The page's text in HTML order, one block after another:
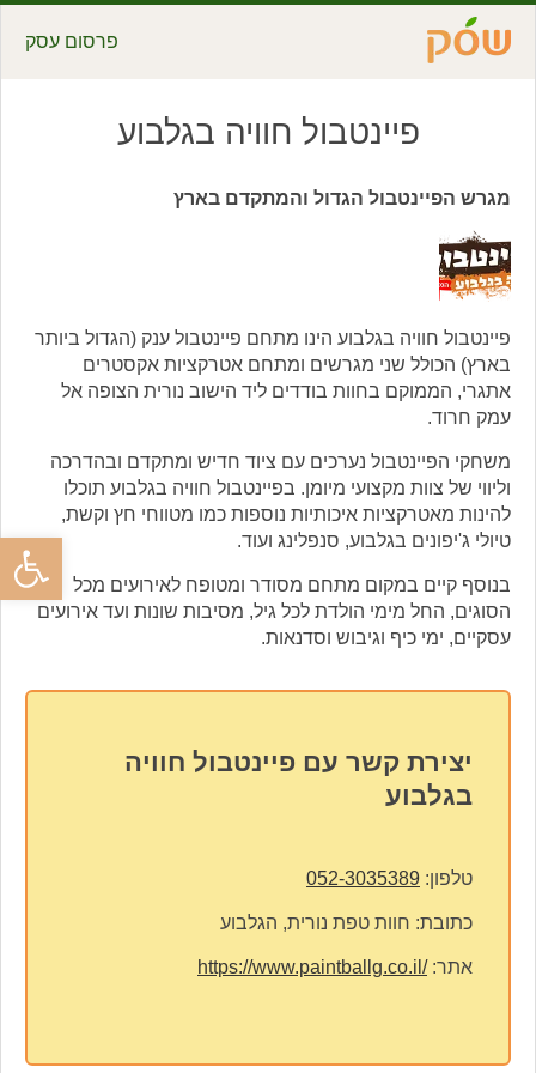
פתח
פרסום עסק
פיינטבול חוויה בגלבוע
מגרש הפיינטבול הגדול והמתקדם בארץ
פיינטבול חוויה בגלבוע הינו מתחם פיינטבול ענק (הגדול ביותר
בארץ) הכולל שני מגרשים ומתחם אטרקציות אקסטרים
אתגרי, הממוקם בחוות בודדים ליד הישוב נורית הצופה אל
עמק חרוד.
משחקי הפיינטבול נערכים עם ציוד חדיש ומתקדם ובהדרכה
וליווי של צוות מקצועי מיומן. בפיינטבול חוויה בגלבוע תוכלו
להינות מאטרקציות איכותיות נוספות כמו מטווחי חץ וקשת,
טיולי ג'יפונים בגלבוע, סנפלינג ועוד.
בנוסף קיים במקום מתחם מסודר ומטופח לאירועים מכל
הסוגים, החל מימי הולדת לכל גיל, מסיבות שונות ועד אירועים
עסקיים, ימי כיף וגיבוש וסדנאות.
יצירת קשר עם פיינטבול חוויה
בגלבוע
טלפון: 052-3035389
כתובת: חוות טפת נורית, הגלבוע
אתר:https://www.paintballg.co.il/